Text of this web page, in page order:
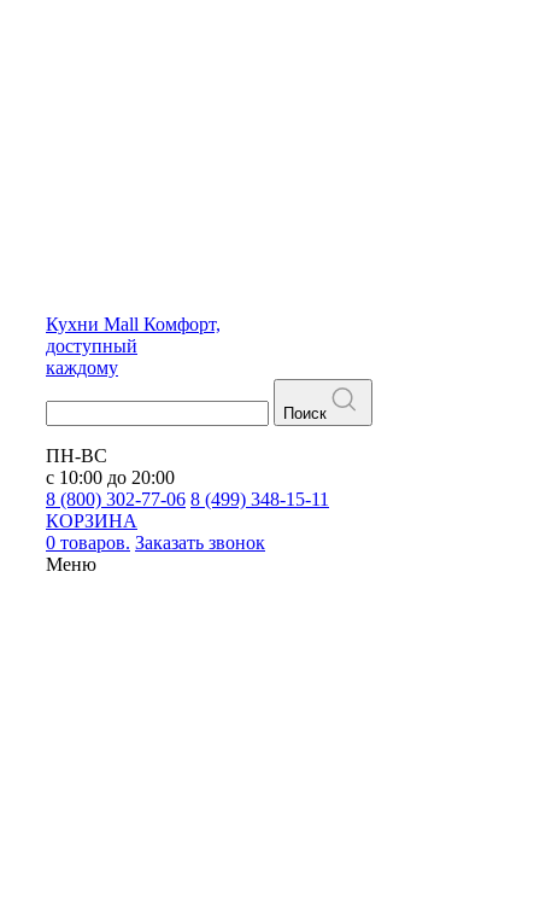
Кухни Mall Комфорт,
доступный
каждому
Поиск
ПН-ВС
с 10:00 до 20:00
8 (800) 302-77-06 8 (499) 348-15-11
КОРЗИНА
0 товаров. Заказать звонок
Меню